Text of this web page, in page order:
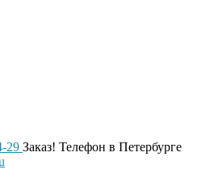
29 Заказ! Телефон в Петербурге